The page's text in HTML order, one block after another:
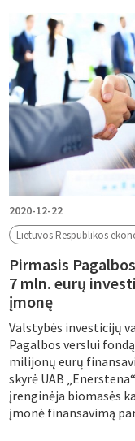
Periodas
2020-12-22
Lietuvos Respublikos
Pirmasis
7 mln. eurų
įmonę
Valstybės investicijų
Pagalbos verslui
milijonų eurų
skyrė UAB
įrenginėja biomasės
įmonė finansavimą